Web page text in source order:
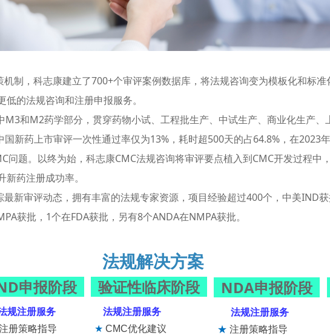
制，科志康建立了700+个审评案例数据库，将法规咨询变为模板化和标准
的法规咨询和注册申报服务。
和M2药学部分，贯穿药物小试、工程批生产、中试生产、商业化生产、
新药上市审评一次性通过率仅为13%，耗时超500天的占64.8%，在2023
问题。 以终为始，科志康CMC法规咨询将审评要点植入到CMC开发过程中
药注册成功率。
审评动态，拥有丰富的法规专家资源，项目经验超过400个，中美IND获
获批，1个在FDA获批，另有8个ANDA在NMPA获批。
项目小组
法规解决方案
申报阶段
注册服务
册策略指导
验证性临床阶段
法规注册服务
★ CMC优化建议
NDA申报阶段
法规注册服务
★ 注册策略指导